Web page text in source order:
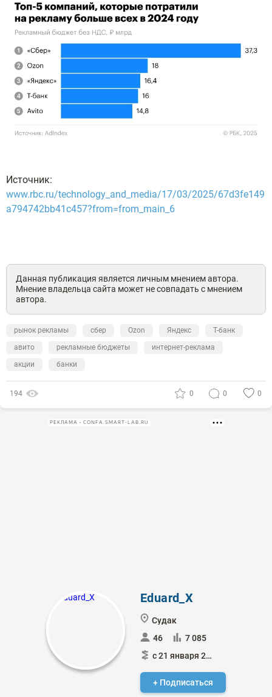
Источник:
www.rbc.ru/technology_and_media/17/03/2025/67d3fe149
a794742bb41c457?from=from_main_6
Данная публикация является личным мнением автора.
Мнение владельца сайта может не совпадать с мнением
автора.
рынок рекламы сбер Ozon Яндекс
Т-банк
авито
рекламные бюджеты
интернет-реклама
акции
банки
194 0 0 0
РЕКЛАМА • CONFA.SMART-LAB.RU
Eduard_X
Судак
46
7 085
с 21 января 2024
+ Подписаться